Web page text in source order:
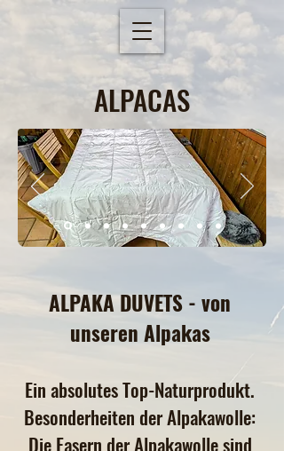
ALPACAS
ALPAKA DUVETS - von
unseren Alpakas
Ein absolutes Top-Naturprodukt.
Besonderheiten der Alpakawolle:
Die Fasern der Alpakawolle sind